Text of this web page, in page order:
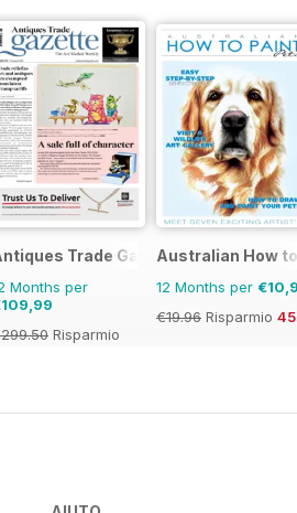
Trade Gazette
Months per
Risparmio
Australian How
12 Months per
€19.96 Risparmio